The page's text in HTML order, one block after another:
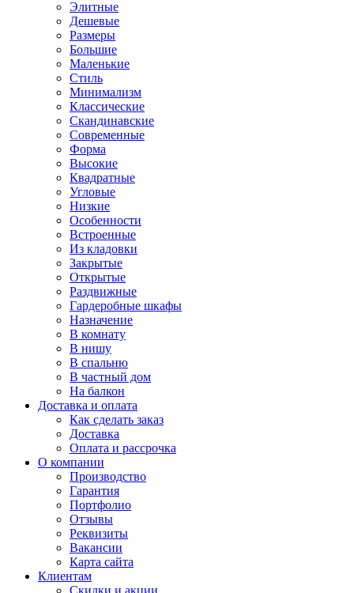
Элитные
Дешевые
Размеры
Большие
Маленькие
Стиль
Минимализм
Классические
Скандинавские
Современные
Форма
Высокие
Квадратные
Угловые
Низкие
Особенности
Встроенные
Из кладовки
Закрытые
Открытые
Раздвижные
Гардеробные шкафы
Назначение
В комнату
В нишу
В спальню
В частный дом
На балкон
Доставка и оплата
Как сделать заказ
Доставка
Оплата и рассрочка
О компании
Производство
Гарантия
Портфолио
Отзывы
Реквизиты
Вакансии
Карта сайта
Клиентам
Скидки и акции